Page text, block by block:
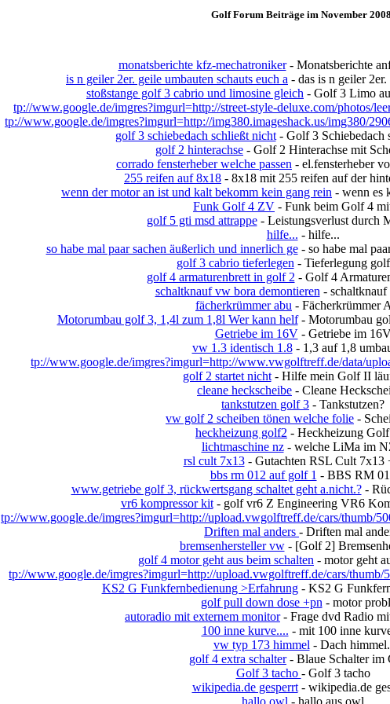
Golf Forum Beiträge im November
monatsberichte kfz-mechatroniker- Monatsberichte
is n geiler 2er. geile umbauten schauts euch a - das is n geiler
stoßstange golf 3 cabrio und limosine gleich - Golf 3 Limo
tp://www.google.de/imgres?imgurl=http://street-style-deluxe.com/photos/
tp://www.google.de/imgres?imgurl=http://img380.imageshack.us/img380/
golf 3 schiebedach schließt nicht- Golf 3 Schiebedach
golf 2 hinterachse - Golf 2 Hinterachse mit
corrado fensterheber welche passen - el.fensterheber
255 reifen auf 8x18 - 8x18 mit 255 reifen auf der
wenn der motor an ist und kalt bekomm kein gang rein - wenn es
Funk Golf 4 ZV - Funk beim Golf 4
golf 5 gti msd attrappe- Leistungsverlust durch
hilfe... - hilfe...
so habe mal paar sachen äußerlich und innerlich ge- so habe mal
golf 3 cabrio tieferlegen - Tieferlegung
golf 4 armaturenbrett in golf 2 - Golf 4
schaltknauf vw bora demontieren - schaltknauf
fächerkrümmer abu - Fächerkrümmer
Motorumbau golf 3, 1,4l zum 1,8l Wer kann helf- Motorumbau
Getriebe im 16V- Getriebe im
vw 1.3 identisch 1.8- 1,3 auf 1,8
tp://www.google.de/imgres?imgurl=http://www.vwgolftreff.de/data/
golf 2 startet nicht- Hilfe mein Golf II
cleane heckscheibe - Cleane
tankstutzen golf 3 - Tankstutzen?
vw golf 2 scheiben tönen welche folie -
heckheizung golf2 - Heckheizung
lichtmaschine nz- welche LiMa im
rsl cult 7x13- Gutachten RSL Cult 7x13
bbs rm 012 auf golf 1 - BBS RM
www.getriebe golf 3, rückwertsgang schaltet geht a.nicht.?-
vr6 kompressor kit- golf vr6 Z Engineering VR6
tp://www.google.de/imgres?imgurl=http://upload.vwgolftreff.de/cars/thumb/
Driften mal anders - Driften mal
bremsenhersteller vw- [Golf 2]
golf 4 motor geht aus beim schalten - motor geht
tp://www.google.de/imgres?imgurl=http://upload.vwgolftreff.de/cars/thumb/
KS2 G Funkfernbedienung >Erfahrung- KS2 G
golf pull down dose +pn - motor
autoradio mit externem monitor- Frage dvd Radio
100 inne kurve.... - mit 100 inne
vw typ 173 himmel - Dach
golf 4 extra schalter- Blaue Schalter im
Golf 3 tacho - Golf 3 tacho
wikipedia.de gesperrt- wikipedia.de
hallo owl - hallo aus owl